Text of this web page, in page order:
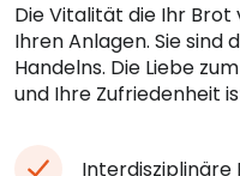
Die Vitalität die Ihr
Ihren Anlagen. Sie
Handelns. Die Liebe
und Ihre Zufriedenheit
Interdisziplinäre